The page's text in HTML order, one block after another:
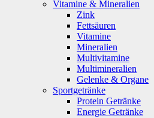
Vitamine & Mineralien
Zink
Fettsäuren
Vitamine
Mineralien
Multivitamine
Multimineralien
Gelenke & Organe
Sportgetränke
Protein Getränke
Energie Getränke